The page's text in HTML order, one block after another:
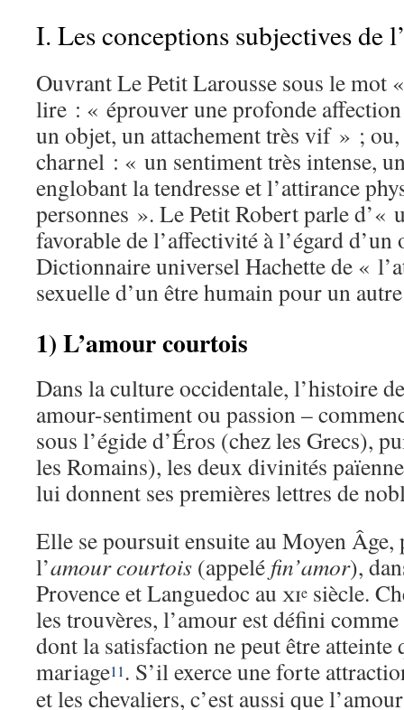
I. Les conceptions subjectives de
Ouvrant Le Petit Larousse sous le mot
lire : « éprouver une profonde
un objet, un attachement très vif » ;
charnel : « un sentiment très intense,
englobant la tendresse et l’attirance
personnes ». Le Petit Robert parle d’«
favorable de l’affectivité à l’égard
Dictionnaire universel Hachette de «
sexuelle d’un être humain pour un
1) L’amour courtois
Dans la culture occidentale, l’histoire
amour-sentiment ou passion –
sous l’égide d’Éros (chez les Grecs),
les Romains), les deux divinités
lui donnent ses premières lettres de
Elle se poursuit ensuite au Moyen
l’amour courtois (appelé fin’amor),
Provence et Languedoc au xie siècle.
les trouvères, l’amour est défini
dont la satisfaction ne peut être atteinte
mariage11 . S’il exerce une forte
et les chevaliers, c’est aussi que